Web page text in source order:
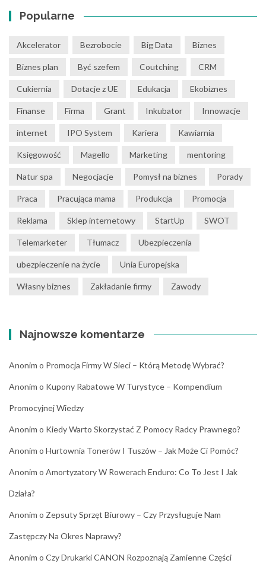
Popularne
Akcelerator Bezrobocie Big Data Biznes
Biznes plan Być szefem Coutching CRM
Cukiernia Dotacje z UE Edukacja Ekobiznes
Finanse Firma Grant Inkubator Innowacje
internet IPO System Kariera Kawiarnia
Księgowość Magello Marketing mentoring
Natur spa Negocjacje Pomysł na biznes Porady
Praca Pracująca mama Produkcja Promocja
Reklama Sklep internetowy StartUp SWOT
Telemarketer Tłumacz Ubezpieczenia
ubezpieczenie na życie Unia Europejska
Własny biznes Zakładanie firmy Zawody
Najnowsze komentarze
Anonim o Promocja Firmy W Sieci – Którą Metodę Wybrać?
Anonim o Kupony Rabatowe W Turystyce – Kompendium
Promocyjnej Wiedzy
Anonim o Kiedy Warto Skorzystać Z Pomocy Radcy Prawnego?
Anonim o Hurtownia Tonerów I Tuszów – Jak Może Ci Pomóc?
Anonim o Amortyzatory W Rowerach Enduro: Co To Jest I Jak
Działa?
Anonim o Zepsuty Sprzęt Biurowy – Czy Przysługuje Nam
Zastępczy Na Okres Naprawy?
Anonim o Czy Drukarki CANON Rozpoznają Zamienne Części